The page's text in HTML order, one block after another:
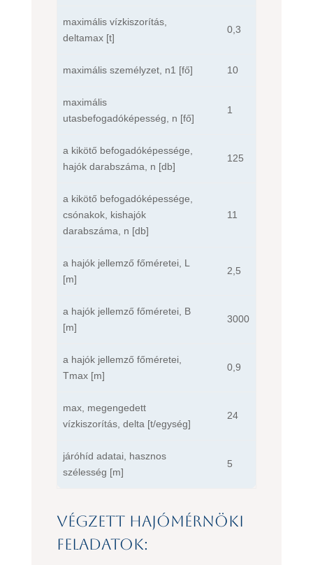
maximális vízkiszorítás,
deltamax [t]
0,3
maximális személyzet, n1 [fő] 10
maximális
utasbefogadóképesség, n [fő]
1
a kikötő befogadóképessége,
hajók darabszáma, n [db]
125
a kikötő befogadóképessége,
csónakok, kishajók
darabszáma, n [db]
11
a hajók jellemző főméretei, L
[m]
2,5
a hajók jellemző főméretei, B
[m]
3000
a hajók jellemző főméretei,
Tmax [m]
0,9
max, megengedett
vízkiszorítás, delta [t/egység]
24
járóhíd adatai, hasznos
szélesség [m]
5
Végzett hajómérnöki
feladatok: